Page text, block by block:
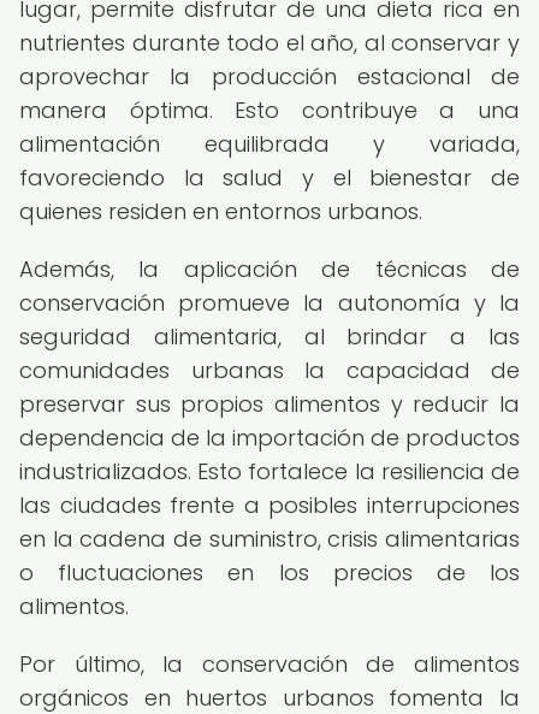
lugar, permite disfrutar de una dieta rica en
nutrientes durante todo el año, al conservar y
aprovechar la producción estacional de
manera óptima. Esto contribuye a una
alimentación equilibrada y variada,
favoreciendo la salud y el bienestar de
quienes residen en entornos urbanos.
Además, la aplicación de técnicas de
conservación promueve la autonomía y la
seguridad alimentaria, al brindar a las
comunidades urbanas la capacidad de
preservar sus propios alimentos y reducir la
dependencia de la importación de productos
industrializados. Esto fortalece la resiliencia de
las ciudades frente a posibles interrupciones
en la cadena de suministro, crisis alimentarias
o fluctuaciones en los precios de los
alimentos.
Por último, la conservación de alimentos
orgánicos en huertos urbanos fomenta la